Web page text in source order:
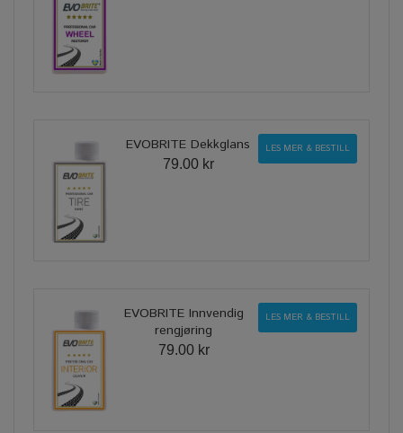
EVOBRITE Dekkglans
79.00 kr
LES MER & BESTILL
EVOBRITE Innvendig
rengjøring
79.00 kr
LES MER & BESTILL